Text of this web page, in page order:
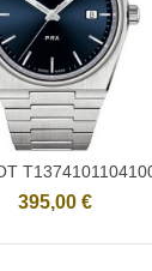
Ajouter
395,00 €